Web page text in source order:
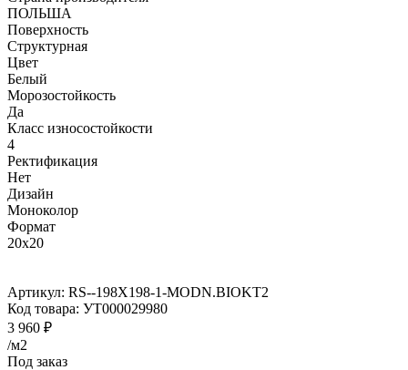
ПОЛЬША
Поверхность
Структурная
Цвет
Белый
Морозостойкость
Да
Класс износостойкости
4
Ректификация
Нет
Дизайн
Моноколор
Формат
20x20
Артикул: RS--198X198-1-MODN.BIOKT2
Код товара: УТ000029980
3 960 ₽
/м2
Под заказ